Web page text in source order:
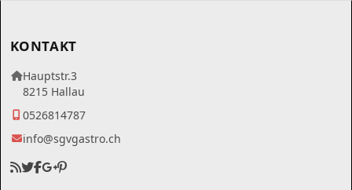
KONTAKT
Hauptstr.3
8215 Hallau
0526814787
info@sgvgastro.ch